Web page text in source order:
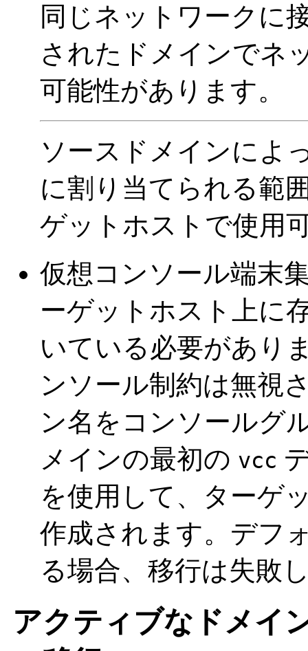
同じネットワークに
されたドメインでネ
可能性があります。
ソースドメインによ
に割り当てられる範
ゲットホストで使用
仮想コンソール端末
ーゲットホスト上に
いている必要があり
ンソール制約は無視
ン名をコンソールグ
メインの最初の vcc
を使用して、ターゲ
作成されます。デフ
る場合、移行は失敗
アクティブなドメイ